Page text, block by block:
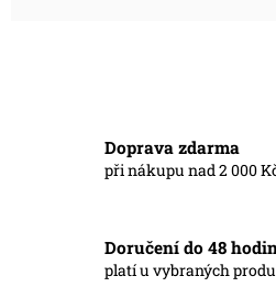
Doprava zdarma
při nákupu nad 2 000
Doručení do 48
platí u vybraných